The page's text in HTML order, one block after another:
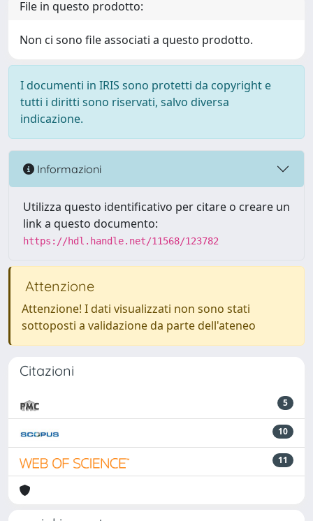
File in questo prodotto:
Non ci sono file associati a questo prodotto.
I documenti in IRIS sono protetti da copyright e
tutti i diritti sono riservati, salvo diversa
indicazione.
Informazioni
Utilizza questo identificativo per citare o creare un
link a questo documento:
https://hdl.handle.net/11568/123782
Attenzione
Attenzione! I dati visualizzati non sono stati
sottoposti a validazione da parte dell'ateneo
Citazioni
5
10
11